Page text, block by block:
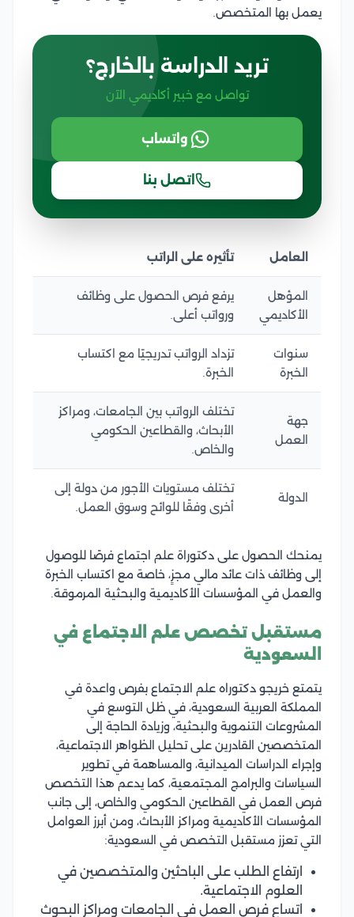
يعمل بها المتخصص.
تريد الدراسة بالخارج؟
تواصل مع خبير أكاديمي الآن
واتساب
اتصل بنا
العامل تأثيره على الراتب
المؤهل
الأكاديمي
يرفع فرص الحصول على وظائف
ورواتب أعلى.
سنوات
الخبرة
تزداد الرواتب تدريجيًا مع اكتساب
الخبرة.
جهة
العمل
تختلف الرواتب بين الجامعات، ومراكز
الأبحاث، والقطاعين الحكومي
والخاص.
الدولة
تختلف مستويات الأجور من دولة إلى
أخرى وفقًا للوائح وسوق العمل.
يمنحك الحصول على دكتوراة علم اجتماع فرصًا للوصول
إلى وظائف ذات عائد مالي مجزٍ، خاصة مع اكتساب الخبرة
والعمل في المؤسسات الأكاديمية والبحثية المرموقة.
مستقبل تخصص علم الاجتماع في
السعودية
يتمتع خريجو دكتوراه علم الاجتماع بفرص واعدة في
المملكة العربية السعودية، في ظل التوسع في
المشروعات التنموية والبحثية، وزيادة الحاجة إلى
المتخصصين القادرين على تحليل الظواهر الاجتماعية،
وإجراء الدراسات الميدانية، والمساهمة في تطوير
السياسات والبرامج المجتمعية، كما يدعم هذا التخصص
فرص العمل في القطاعين الحكومي والخاص، إلى جانب
المؤسسات الأكاديمية ومراكز الأبحاث، ومن أبرز العوامل
التي تعزز مستقبل التخصص في السعودية:
ارتفاع الطلب على الباحثين والمتخصصين في
العلوم الاجتماعية.
اتساع فرص العمل في الجامعات ومراكز البحوث